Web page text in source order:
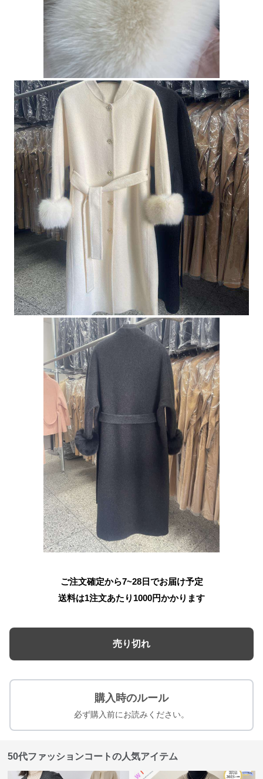
ご注文確定から7~28日でお届け予定
送料は1注文あたり 1000円かかります
売り切れ
購入時のルール
必ず購入前にお読みください。
50代ファッションコートの人気アイテム